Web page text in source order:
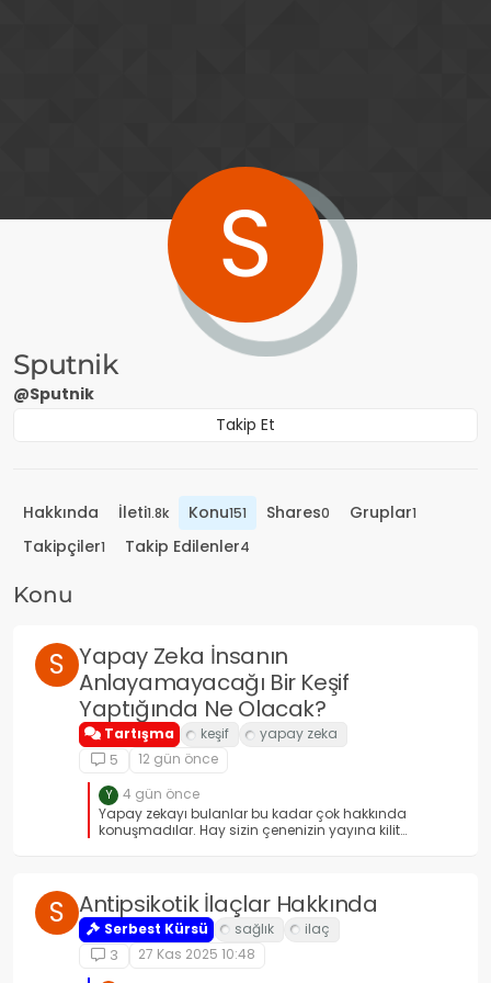
S
Sputnik
@Sputnik
Takip Et
Hakkında İleti1.8k Konu151 Shares0 Gruplar1
Takipçiler1 Takip Edilenler4
Konu
S Yapay Zeka İnsanın
Anlayamayacağı Bir Keşif
Yaptığında Ne Olacak?
Tartışma
5
12 gün önce
Y
4 gün önce
Yapay zekayı bulanlar bu kadar çok hakkında
konuşmadılar. Hay sizin çenenizin yayına kilit
S Antipsikotik İlaçlar Hakkında
Serbest Kürsü
3
27 Kas 2025 10:48